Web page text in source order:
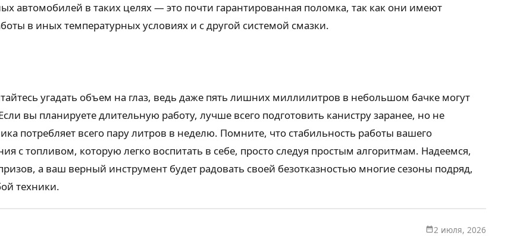
автомобилей в таких целях — это почти гарантированная поломка, так как они имеют
в иных температурных условиях и с другой системой смазки.
угадать объем на глаз, ведь даже пять лишних миллилитров в небольшом бачке могут
вы планируете длительную работу, лучше всего подготовить канистру заранее, но не
потребляет всего пару литров в неделю. Помните, что стабильность работы вашего
с топливом, которую легко воспитать в себе, просто следуя простым алгоритмам. Надеемся,
а ваш верный инструмент будет радовать своей безотказностью многие сезоны подряд,
техники.
2 июля, 2026